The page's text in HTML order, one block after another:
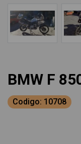
BMW F
Codigo: 10708